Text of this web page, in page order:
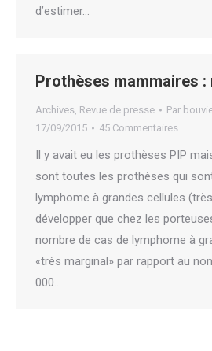
d’estimer…
Prothèses mammaires :
Archives, Revue de presse Par
17/09/2015
45 Commentaires
Il y avait eu les prothèses PIP
sont toutes les prothèses qui
lymphome à grandes cellules
développer que chez les
nombre de cas de lymphome à
«très marginal» par rapport au
000…